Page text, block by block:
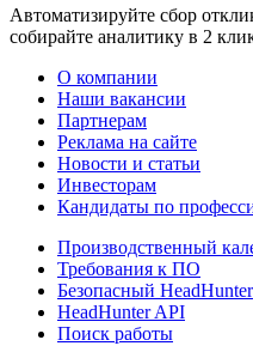
Автоматизируйте сбор
собирайте аналитику в 2
О компании
Наши вакансии
Партнерам
Реклама на сайте
Новости и статьи
Инвесторам
Кандидаты по
Производственный
Требования к ПО
Безопасный HeadHunter
HeadHunter API
Поиск работы